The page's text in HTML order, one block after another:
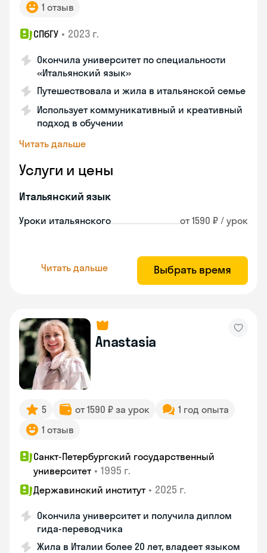
1 отзыв
СПбГУ • 2023 г.
Окончила университет по специальности
«Итальянский язык»
Путешествовала и жила в итальянской семье
Использует коммуникативный и креативный
подход в обучении
Читать дальше
Услуги и цены
Итальянский язык
Уроки итальянского от 1590 ₽ / урок
Читать дальше Выбрать время
Anastasia
5 от 1590 ₽ за урок
1 год опыта
1 отзыв
Санкт-Петербургский государственный
университет • 1995 г.
Державинский институт • 2025 г.
Окончила университет и получила диплом
гида-переводчика
Жила в Италии более 20 лет, владеет языком